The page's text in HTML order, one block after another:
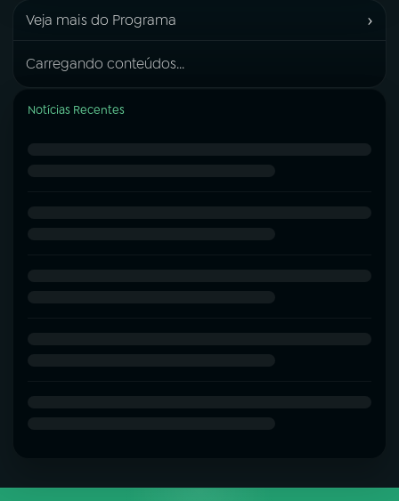
Veja mais do Programa ›
Carregando conteúdos...
Notícias Recentes